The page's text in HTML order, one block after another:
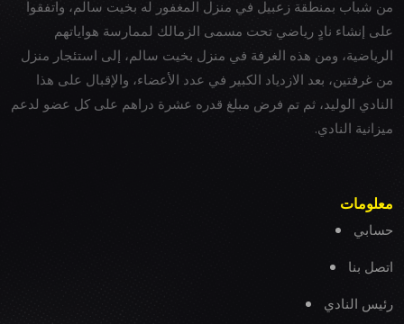
من شباب بمنطقة زعبيل في منزل المغفور له بخيت سالم، واتفقوا
على إنشاء نادٍ رياضي تحت مسمى الزمالك لممارسة هواياتهم
الرياضية، ومن هذه الغرفة في منزل بخيت سالم، إلى استئجار منزل
من غرفتين، بعد الازدياد الكبير في عدد الأعضاء، والإقبال على هذا
النادي الوليد، ثم تم فرض مبلغ قدره عشرة دراهم على كل عضو لدعم
ميزانية النادي.
معلومات
حسابي
اتصل بنا
رئيس النادي